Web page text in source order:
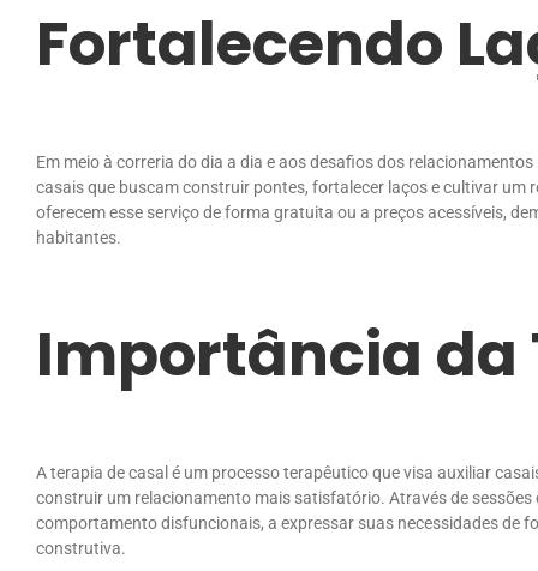
Fortalecendo
Em meio à correria do dia a dia e aos desafios dos
casais que buscam construir pontes, fortalecer laços e cultivar
oferecem esse serviço de forma gratuita ou a preços acessíveis,
habitantes.
Importância da
A terapia de casal é um processo terapêutico que visa auxiliar
construir um relacionamento mais satisfatório. Através de
comportamento disfuncionais, a expressar suas necessidades de
construtiva.